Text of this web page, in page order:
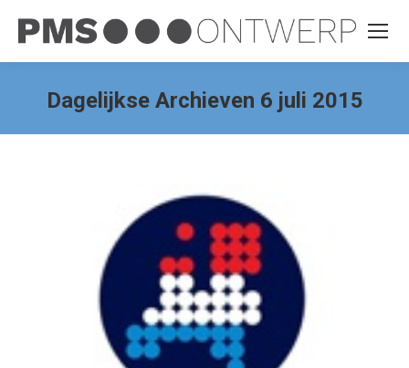
Dagelijkse Archieven 6 juli 2015